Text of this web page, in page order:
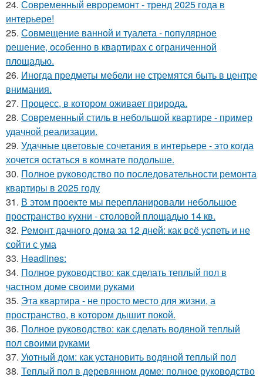
24. Современный евроремонт - тренд 2025 года в
интерьере!
25. Совмещение ванной и туалета - популярное
решение, особенно в квартирах с ограниченной
площадью.
26. Иногда предметы мебели не стремятся быть в центре
внимания.
27. Процесс, в котором оживает природа.
28. Современный стиль в небольшой квартире - пример
удачной реализации.
29. Удачные цветовые сочетания в интерьере - это когда
хочется остаться в комнате подольше.
30. Полное руководство по последовательности ремонта
квартиры в 2025 году
31. В этом проекте мы перепланировали небольшое
пространство кухни - столовой площадью 14 кв.
32. Ремонт дачного дома за 12 дней: как всё успеть и не
сойти с ума
33. Headlines:
34. Полное руководство: как сделать теплый пол в
частном доме своими руками
35. Эта квартира - не просто место для жизни, а
пространство, в котором дышит покой.
36. Полное руководство: как сделать водяной теплый
пол своими руками
37. Уютный дом: как установить водяной теплый пол
38. Теплый пол в деревянном доме: полное руководство